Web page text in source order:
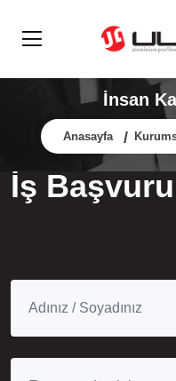
İnsan
Anasayfa
İş